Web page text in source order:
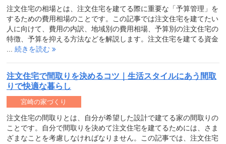
注文住宅の相場とは、注文住宅を建てる際に重要な「予算管理」を
するための費用相場のことです。この記事では注文住宅を建てたい
人に向けて、費用の内訳、地域別の費用相場、予算別の注文住宅の
特徴、予算を抑える方法などを解説します。注文住宅を建てる資金
... 続きを読む
注文住宅で間取りを決めるコツ｜生活スタイルにあう間取
りで快適な暮らし
注文住宅の間取りとは、自分が希望した設計で建てる家の間取りの
ことです。自分で間取りを決めて注文住宅を建てるためには、さま
ざまなことを考慮しなければなりません。この記事では、注文住宅
宮崎の家づくり